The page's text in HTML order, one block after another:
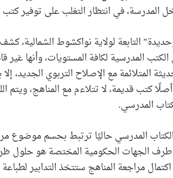
المدرسة، في انتظار التغلب على توفير
التابعة لولاية نواكشوط الشمالية،
المدرسية لكافة المستويات، وأنها غير
المتلائمة مع الإصلاح التربوي الجديد،
كتب قديمة، لا تتلاءم مع المناهج،
المدرسي.
المدرسي حاليًا ترتبط بحسم موضوع
طرف الجهات الحكومية المختصة هو حلول
مراجعة المناهج ستتخذ التدابير